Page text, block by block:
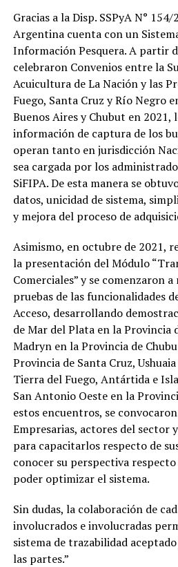
Gracias a la Disp. SSPyA N°
Argentina cuenta con un
Información Pesquera. A partir
celebraron Convenios entre la
Acuicultura de La Nación y las
Fuego, Santa Cruz y Río Negro
Buenos Aires y Chubut en 2021,
información de captura de los
operan tanto en jurisdicción
sea cargada por los
SiFIPA. De esta manera se
datos, unicidad de sistema,
y mejora del proceso de
Asimismo, en octubre de 2021,
la presentación del Módulo
Comerciales” y se comenzaron
pruebas de las funcionalidades
Acceso, desarrollando
de Mar del Plata en la Provincia
Madryn en la Provincia de
Provincia de Santa Cruz,
Tierra del Fuego, Antártida e
San Antonio Oeste en la
estos encuentros, se
Empresarias, actores del sector
para capacitarlos respecto de
conocer su perspectiva
poder optimizar el sistema.
Sin dudas, la colaboración de
involucrados e involucradas
sistema de trazabilidad
las partes.”